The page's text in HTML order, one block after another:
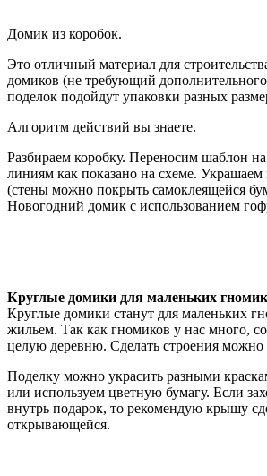
Домик из коробок.
Это отличный материал для
домиков (не требующий
поделок подойдут упаковки разных
Алгоритм действий вы знаете.
Разбираем коробку. Переносим шаблон
линиям как показано на схеме.
(стены можно покрыть самоклеящейся
Новогодний домик с использованием
Круглые домики для маленьких
Круглые домики станут для маленьких
жильем. Так как гномиков у нас много,
целую деревню. Сделать строения можно
Поделку можно украсить разными
или используем цветную бумагу. Если
внутрь подарок, то рекомендую крышу
открывающейся.